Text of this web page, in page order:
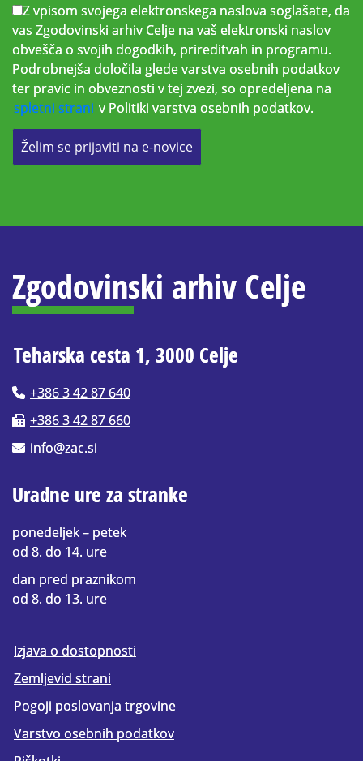
Z vpisom svojega elektronskega naslova soglašate, da
vas Zgodovinski arhiv Celje na vaš elektronski naslov
obvešča o svojih dogodkih, prireditvah in programu.
Podrobnejša določila glede varstva osebnih podatkov
ter pravic in obveznosti v tej zvezi, so opredeljena na
spletni strani v Politiki varstva osebnih podatkov.
Želim se prijaviti na e-novice
Zgodovinski arhiv Celje
Teharska cesta 1, 3000 Celje
+386 3 42 87 640
+386 3 42 87 660
info@zac.si
Uradne ure za stranke
ponedeljek – petek
od 8. do 14. ure
dan pred praznikom
od 8. do 13. ure
Izjava o dostopnosti
Zemljevid strani
Pogoji poslovanja trgovine
Varstvo osebnih podatkov